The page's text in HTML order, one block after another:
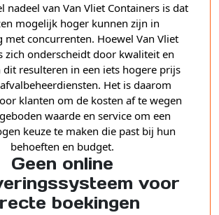
nadeel van Van Vliet Containers is dat
mogelijk hoger kunnen zijn in
met concurrenten. Hoewel Van Vliet
zich onderscheidt door kwaliteit en
dit resulteren in een iets hogere prijs
Het is daarom
klanten om de kosten af te wegen
waarde en service om een
keuze te maken die past bij hun
behoeften en budget.
Geen online
voor
boekingen